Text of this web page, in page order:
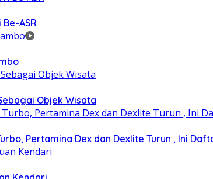
ASR
Objek Wisata
Pertamina Dex dan Dexlite Turun , Ini